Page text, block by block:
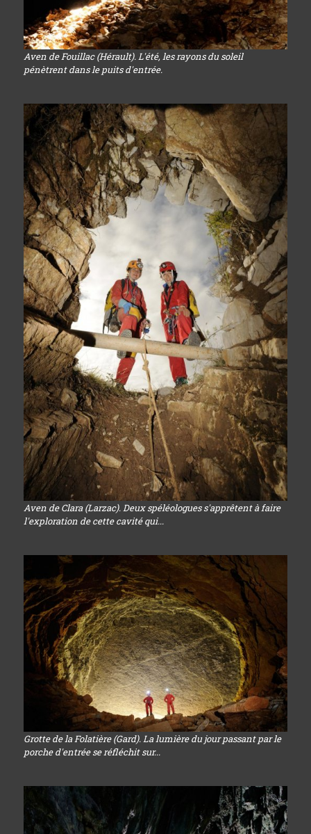
Aven de Fouillac (Hérault). L'été, les rayons du soleil
pénètrent dans le puits d'entrée.
Aven de Clara (Larzac). Deux spéléologues s'apprêtent à faire
l'exploration de cette cavité qui...
Grotte de la Folatière (Gard). La lumière du jour passant par le
porche d'entrée se réfléchit sur...